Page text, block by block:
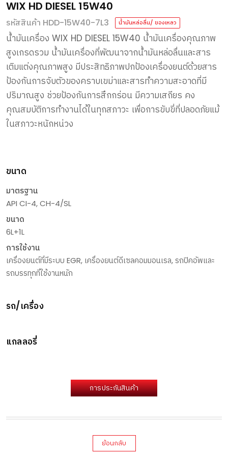
WIX HD DIESEL 15W40
รหัสสินค้า HDD-15W40-7L3 น้ำมันหล่อลื่น/ ของเหลว
น้ำมันเครื่อง WIX HD DIESEL 15W40 น้ำมันเครื่องคุณภาพ
สูงเกรดรวม น้ำมันเครื่องที่พัฒนาจากน้ำมันหล่อลื่นและสาร
เติมแต่งคุณภาพสูง มีประสิทธิภาพปกป้องเครื่องยนต์ด้วยสาร
ป้องกันการจับตัวของคราบเขม่าและสารทำความสะอาดที่มี
ปริมาณสูง ช่วยป้องกันการสึกกร่อน มีความเสถียร คง
คุณสมบัติการทำงานได้ในทุกสภาวะ เพื่อการขับขี่ที่ปลอดภัยแม้
ในสภาวะหนักหน่วง
ขนาด
มาตรฐาน
API CI-4, CH-4/SL
ขนาด
6L+1L
การใช้งาน
เครื่องยนต์ที่มีระบบ EGR, เครื่องยนต์ดีเซลคอมมอนเรล, รถปิคอัพและ
รถบรรทุกที่ใช้งานหนัก
รถ/เครื่อง
แกลลอรี่
การประกันสินค้า
ย้อนกลับ